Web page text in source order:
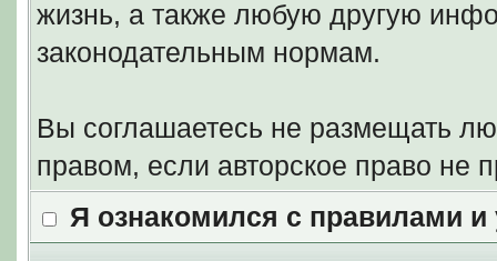
жизнь, а также любую другую
законодательным нормам.
Вы соглашаетесь не размещать
правом, если авторское право
Я ознакомился с правилами